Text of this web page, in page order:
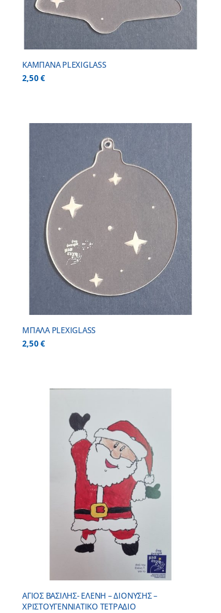
ΚΑΜΠΑΝΑ PLEXIGLASS
2,50€
ΜΠΑΛΑ PLEXIGLASS
2,50€
ΑΓΙΟΣ ΒΑΣΙΛΗΣ- ΕΛΕΝΗ – ΔΙΟΝΥΣΗΣ –
ΧΡΙΣΤΟΥΓΕΝΝΙΑΤΙΚΟ ΤΕΤΡΑΔΙΟ